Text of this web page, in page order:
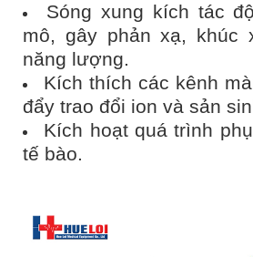
Sóng xung kích tác
mô, gây phản xạ, khúc
năng lượng.
Kích thích các kênh
đẩy trao đổi ion và sản
Kích hoạt quá trình
tế bào.